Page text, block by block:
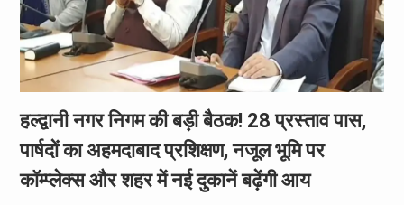
हल्द्वानी नगर निगम की बड़ी बैठक! 28 प्रस्ताव पास,
पार्षदों का अहमदाबाद प्रशिक्षण, नजूल भूमि पर
कॉम्प्लेक्स और शहर में नई दुकानें बढ़ेंगी आय